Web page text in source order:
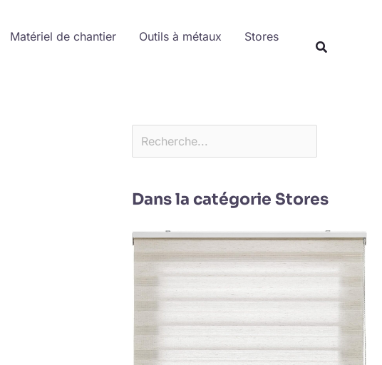
Matériel de chantier Outils à métaux
Stores
Dans la catégorie Stores